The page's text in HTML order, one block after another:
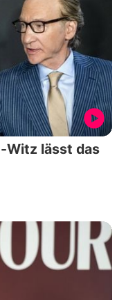
Witz lässt das